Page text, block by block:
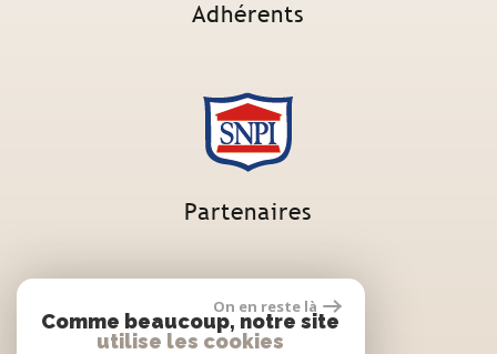
Adhérents
Partenaires
On en reste là
Comme beaucoup, notre site
utilise les cookies